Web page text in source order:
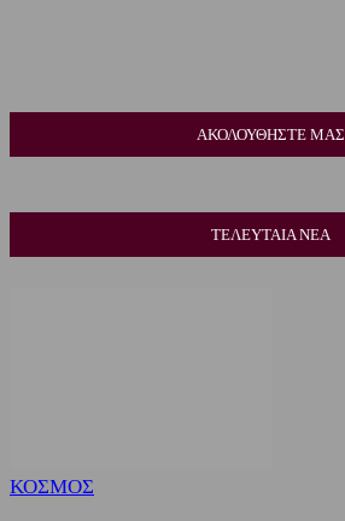
ΑΚΟΛΟΥΘΗΣΤΕ ΜΑΣ
ΤΕΛΕΥΤΑΙΑ ΝΕΑ
ΚΟΣΜΟΣ